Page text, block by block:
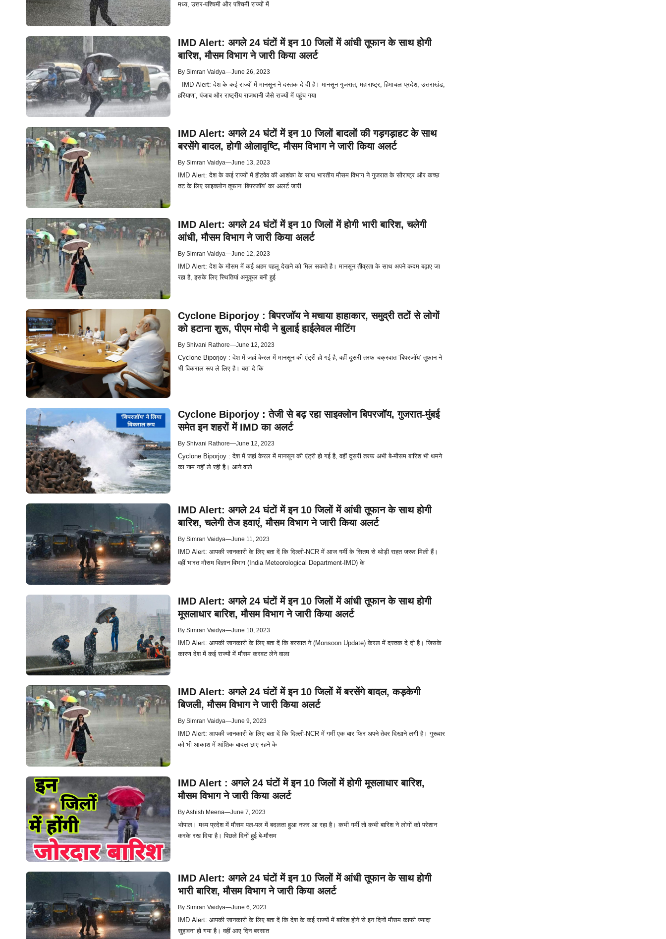
मध्य, उत्तर-पश्चिमी और पश्चिमी राज्यों में
IMD Alert: अगले 24 घंटों में इन 10 जिलों में आंधी तूफान के साथ होगी
बारिश, मौसम विभाग ने जारी किया अलर्ट
By Simran Vaidya—June 26, 2023
IMD Alert: देश के कई राज्यों में मानसून ने दस्तक दे दी है। मानसून गुजरात, महाराष्ट्र, हिमाचल प्रदेश, उत्तराखंड,
हरियाणा, पंजाब और राष्ट्रीय राजधानी जैसे राज्यों में पहुंच गया
IMD Alert: अगले 24 घंटों में इन 10 जिलों बादलों की गड़गड़ाहट के साथ
बरसेंगे बादल, होगी ओलावृष्टि, मौसम विभाग ने जारी किया अलर्ट
By Simran Vaidya—June 13, 2023
IMD Alert: देश के कई राज्यों में हीटवेव की आशंका के साथ भारतीय मौसम विभाग ने गुजरात के सौराष्ट्र और कच्छ
तट के लिए साइक्लोन तूफान ‘बिपरजॉय’ का अलर्ट जारी
IMD Alert: अगले 24 घंटों में इन 10 जिलों में होगी भारी बारिश, चलेगी
आंधी, मौसम विभाग ने जारी किया अलर्ट
By Simran Vaidya—June 12, 2023
IMD Alert: देश के मौसम में कई अहम पहलू देखने को मिल सकते है। मानसून तीव्रता के साथ अपने कदम बढ़ाए जा
रहा है, इसके लिए स्थितियां अनुकूल बनी हुई
Cyclone Biporjoy : बिपरजॉय ने मचाया हाहाकार, समुद्री तटों से लोगों
को हटाना शुरू, पीएम मोदी ने बुलाई हाईलेवल मीटिंग
By Shivani Rathore—June 12, 2023
Cyclone Biporjoy : देश में जहां केरल में मानसून की एंट्री हो गई है, वहीं दूसरी तरफ चक्रवात ‘बिपरजॉय’ तूफान ने
भी विकराल रूप ले लिए है। बता दे कि
Cyclone Biporjoy : तेजी से बढ़ रहा साइक्लोन बिपरजॉय, गुजरात-मुंबई
समेत इन शहरों में IMD का अलर्ट
By Shivani Rathore—June 12, 2023
Cyclone Biporjoy : देश में जहां केरल में मानसून की एंट्री हो गई है, वहीं दूसरी तरफ अभी बे-मौसम बारिश भी थमने
का नाम नहीं ले रही है। आने वाले
IMD Alert: अगले 24 घंटों में इन 10 जिलों में आंधी तूफान के साथ होगी
बारिश, चलेगी तेज हवाएं, मौसम विभाग ने जारी किया अलर्ट
By Simran Vaidya—June 11, 2023
IMD Alert: आपकी जानकारी के लिए बता दें कि दिल्ली-NCR में आज गर्मी के सितम से थोड़ी राहत जरूर मिली हैं।
वहीं भारत मौसम विज्ञान विभाग (India Meteorological Department-IMD) के
IMD Alert: अगले 24 घंटों में इन 10 जिलों में आंधी तूफान के साथ होगी
मूसलाधार बारिश, मौसम विभाग ने जारी किया अलर्ट
By Simran Vaidya—June 10, 2023
IMD Alert: आपकी जानकारी के लिए बता दें कि बरसात ने (Monsoon Update) केरल में दस्तक दे दी है। जिसके
कारण देश में कई राज्यों में मौसम करवट लेने वाला
IMD Alert: अगले 24 घंटों में इन 10 जिलों में बरसेंगे बादल, कड़केगी
बिजली, मौसम विभाग ने जारी किया अलर्ट
By Simran Vaidya—June 9, 2023
IMD Alert: आपकी जानकारी के लिए बता दें कि दिल्ली-NCR में गर्मी एक बार फ‍िर अपने तेवर द‍िखाने लगी है। गुरूवार
को भी आकाश में आंश‍िक बादल छाए रहने के
IMD Alert : अगले 24 घंटों में इन 10 जिलों में होगी मूसलाधार बारिश,
मौसम विभाग ने जारी किया अलर्ट
ByAshish Meena—June 7, 2023
भोपाल। मध्य प्रदेश में मौसम पल-पल में बदलता हुआ नजर आ रहा है। कभी गर्मी तो कभी बारिश ने लोगों को परेशान
करके रख दिया है। पिछले दिनों हुई बे-मौसम
IMD Alert: अगले 24 घंटों में इन 10 जिलों में आंधी तूफान के साथ होगी
भारी बारिश, मौसम विभाग ने जारी किया अलर्ट
By Simran Vaidya—June 6, 2023
IMD Alert: आपकी जानकारी के लिए बता दें कि देश के कई राज्यों में बारिश होने से इन दिनों मौसम काफी ज्यादा
सुहावना हो गया है। वहीं आए दिन बरसात